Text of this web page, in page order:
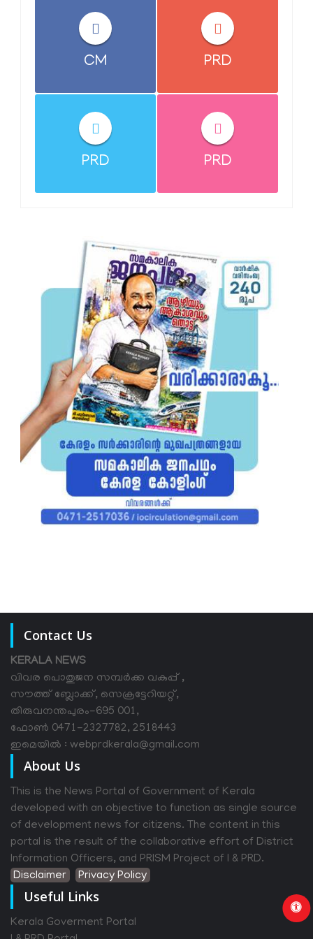
CM PRD
PRD PRD
Contact Us
KERALA NEWS
വിവര പൊതുജന സമ്പര്‍ക്ക വകുപ്പ് ,
സൗത്ത് ബ്ലോക്ക്, സെക്രട്ടേറിയറ്റ്,
തിരുവനന്തപുരം-695 001,
ഫോൺ 0471-2327782, 2518443
ഇമെയിൽ : webprdkerala@gmail.com
About Us
This is the News Portal of Government of Kerala
developed with an objective to function as single source
of development news for citizens. The content in this
portal is the result of the collaborative effort of District
Information Officers, and PRISM Project of I & PRD.
Disclaimer
Privacy Policy
Useful Links
Kerala Goverment Portal